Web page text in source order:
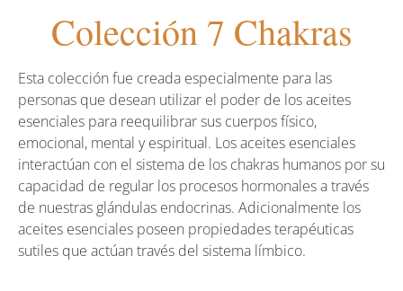
Colección 7 Chakras
Esta colección fue creada especialmente para las
personas que desean utilizar el poder de los aceites
esenciales para reequilibrar sus cuerpos físico,
emocional, mental y espiritual. Los aceites esenciales
interactúan con el sistema de los chakras humanos por su
capacidad de regular los procesos hormonales a través
de nuestras glándulas endocrinas. Adicionalmente los
aceites esenciales poseen propiedades terapéuticas
sutiles que actúan través del sistema límbico.